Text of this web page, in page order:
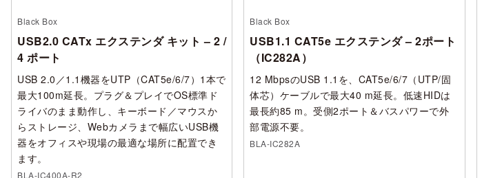
Black Box
USB2.0 CATx エクステンダ キット – 2 /
4 ポート
USB 2.0／1.1機器をUTP（CAT5e/6/7）1本で
最大100m延長。プラグ＆プレイでOS標準ド
ライバのまま動作し、キーボード／マウスか
らストレージ、Webカメラまで幅広いUSB機
器をオフィスや現場の最適な場所に配置でき
ます。
BLA-IC400A-R2
Black Box
USB1.1 CAT5e エクステンダ – 2ポート
（IC282A）
12 MbpsのUSB 1.1を、CAT5e/6/7（UTP/固
体芯）ケーブルで最大40 m延長。低速HIDは
最長約85 m。受側2ポート＆バスパワーで外
部電源不要。
BLA-IC282A